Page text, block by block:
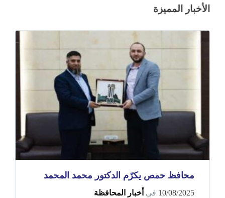
الأخبار المميزة
محافظ حمص يكرّم الدكتور محمد المحمد
10/08/2025 في أخبار المحافظة